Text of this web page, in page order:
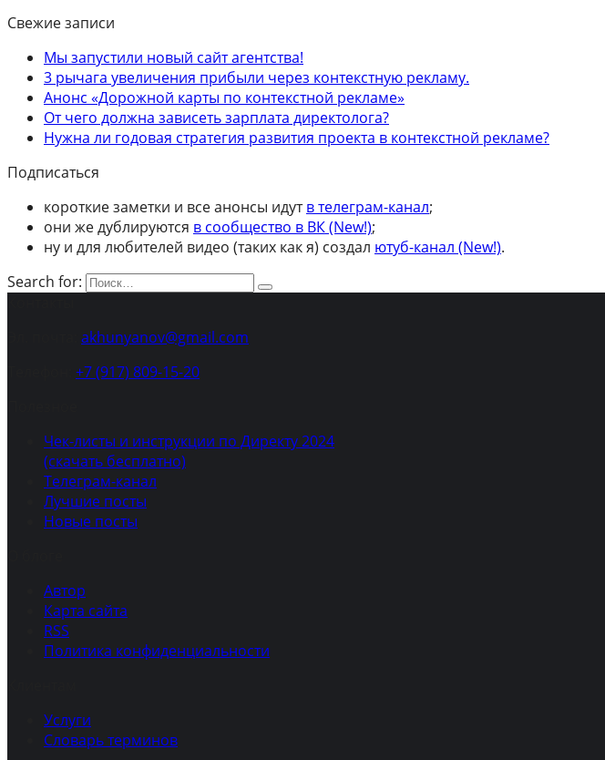
Свежие записи
Мы запустили новый сайт агентства!
3 рычага увеличения прибыли через контекстную рекламу.
Анонс «Дорожной карты по контекстной рекламе»
От чего должна зависеть зарплата директолога?
Нужна ли годовая стратегия развития проекта в контекстной рекламе?
Подписаться
короткие заметки и все анонсы идутв телеграм-канал;
они же дублируются в сообщество в ВК (New!);
ну и для любителей видео (таких как я) создал ютуб-канал (New!).
Search for:
akhunyanov@gmail.com
+7 (917) 809-15-20
Чек-листы и инструкции по Директу 2024
(скачать бесплатно)
Телеграм-канал
Лучшие посты
Новые посты
Автор
Карта сайта
RSS
Политика конфиденциальности
Услуги
Словарь терминов